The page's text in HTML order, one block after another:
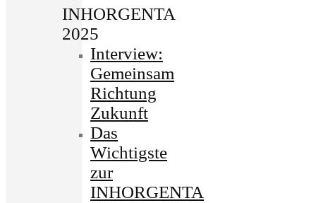
INHORGENTA
2025
Interview:
Gemeinsam
Richtung
Zukunft
Das
Wichtigste
zur
INHORGENTA